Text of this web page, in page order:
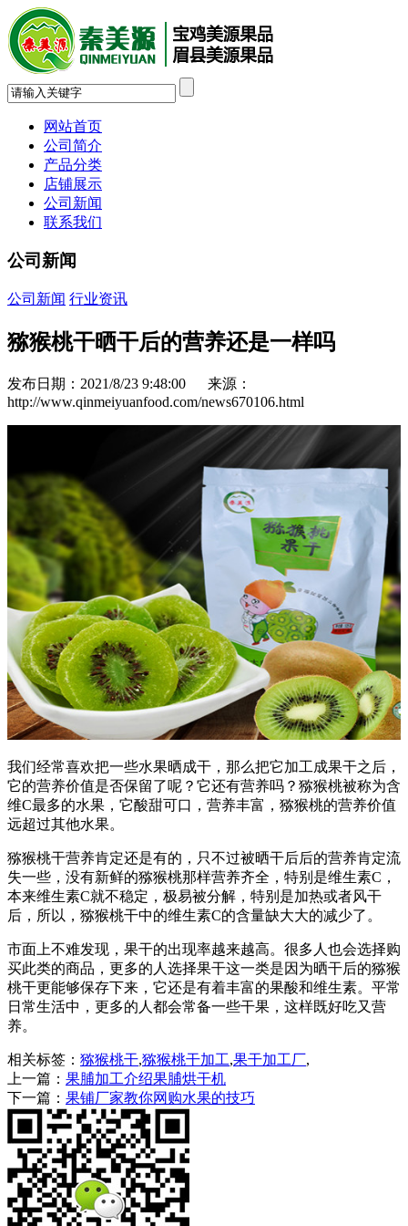
网站首页
公司简介
产品分类
店铺展示
公司新闻
联系我们
公司新闻
公司新闻 行业资讯
猕猴桃干晒干后的营养还是一样吗
发布日期：2021/8/23 9:48:00 来源：
http://www.qinmeiyuanfood.com/news670106.html
我们经常喜欢把一些水果晒成干，那么把它加工成果干之后，
它的营养价值是否保留了呢？它还有营养吗？猕猴桃被称为含
维C最多的水果，它酸甜可口，营养丰富，猕猴桃的营养价值
远超过其他水果。
猕猴桃干营养肯定还是有的，只不过被晒干后后的营养肯定流
失一些，没有新鲜的猕猴桃那样营养齐全，特别是维生素C，
本来维生素C就不稳定，极易被分解，特别是加热或者风干
后，所以，猕猴桃干中的维生素C的含量缺大大的减少了。
市面上不难发现，果干的出现率越来越高。很多人也会选择购
买此类的商品，更多的人选择果干这一类是因为晒干后的猕猴
桃干更能够保存下来，它还是有着丰富的果酸和维生素。平常
日常生活中，更多的人都会常备一些干果，这样既好吃又营
养。
相关标签： 猕猴桃干,猕猴桃干加工,果干加工厂,
上一篇： 果脯加工介绍果脯烘干机
下一篇： 果铺厂家教你网购水果的技巧